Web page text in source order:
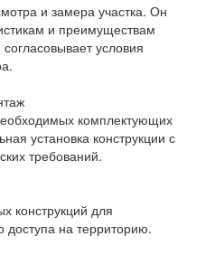
и замера участка. Он
и преимуществам
условия
комплектующих
установка конструкции с
требований.
конструкций для
доступа на территорию.